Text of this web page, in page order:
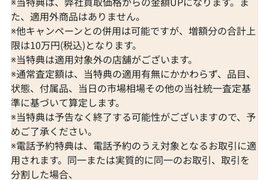
K18 ブルートパーズ・ダイヤモンド
65.57・0.26・0.06ct
参考買取価格
309,000円
2026年7月10日時点
K18 トルマリン
参考買取価格
297,000円
た、適用外商品はありません。
※他キャンペーンとの併用は可能ですが、増額分の合計上
限は10万円(税込)となります。
※当特典は適用対象外の店舗がございます。
※通常査定額は、当特典の適用有無にかかわらず、品目、
状態、付属品、当日の市場相場その他の当社統一査定基
準に基づいて算定します。
※当特典は予告なく終了する可能性がございますので、予
めご了承ください。
※電話予約特典は、電話予約のうえ対象となるお取引に適
用されます。同一または実質的に同一のお取引、取引を
分割した場合、